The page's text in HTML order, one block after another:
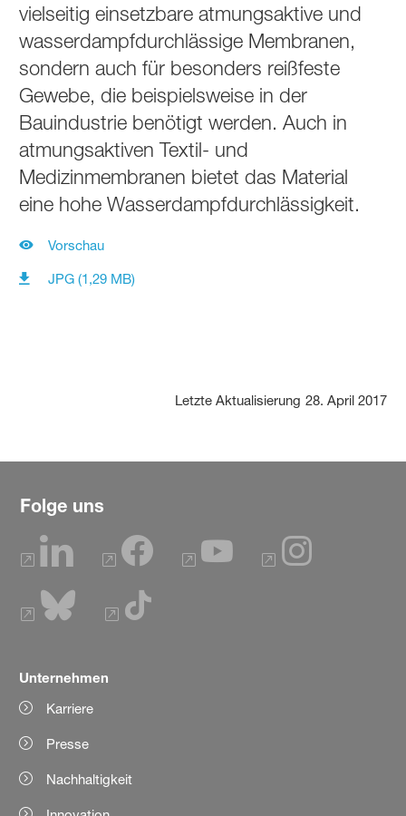
vielseitig einsetzbare atmungsaktive und
wasserdampfdurchlässige Membranen,
sondern auch für besonders reißfeste
Gewebe, die beispielsweise in der
Bauindustrie benötigt werden. Auch in
atmungsaktiven Textil- und
Medizinmembranen bietet das Material
eine hohe Wasserdampfdurchlässigkeit.
Vorschau
JPG (1,29 MB)
Letzte Aktualisierung 28. April 2017
Folge uns
Unternehmen
Karriere
Presse
Nachhaltigkeit